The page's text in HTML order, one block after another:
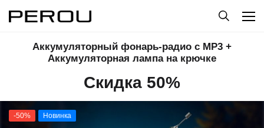
Аккумуляторный фонарь-радио с MP3 +
Аккумуляторная лампа на крючке
Скидка 50%
-50% Новинка